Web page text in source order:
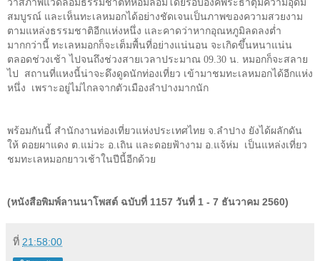
ว่าสภาพแวดล้อมธรรมชาติที่ห้อมล้อมโดยรอบองค์พระธาตุมีความอุดม
สมบูรณ์ และเห็นทะเลหมอกได้อย่างชัดเจนเป็นภาพของความสวยงาม
ตามแหล่งธรรมชาติอีกแห่งหนึ่ง และคาดว่าหากอุณหภูมิลดลงต่ำ
มากกว่านี้ ทะเลหมอกก็จะเต็มพื้นที่อย่างแน่นอน จะเกิดขึ้นหนาแน่น
ตลอดช่วงเช้า ไปจนถึงช่วงสายเวลาประมาณ 09 .30 น. หมอกก็จะสลาย
ไป สถานที่แหงนี้น่าจะดึงดูดนักท่องเที่ยว เข้ามาชมทะเลหมอกได้อีกแห่ง
หนึ่ง เพราะอยู่ไม่ไกลจากตัวเมืองลำปางมากนัก
พร้อมกันนี้ สำนักงานท่องเที่ยวแห่งประเทศไทย จ.ลำปาง ยังได้ผลักดัน
ให้ ดอยผาแดง ต.แม่วะ อ.เถิน และดอยฟ้างาม อ.แจ้ห่ม เป็นแหล่งเที่ยว
ชมทะเลหมอกยาวเช้าในปีนี้อีกด้วย
(หนังสือพิมพ์ลานนาโพสต์ ฉบับที่ 1157 วันที่ 1 - 7 ธันวาคม 2560)
ที่ 21:58:00